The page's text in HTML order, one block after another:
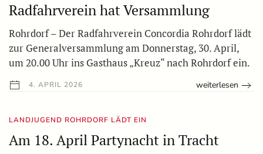
Radfahrverein hat Versammlung
Rohrdorf – Der Radfahrverein Concordia Rohrdorf lädt
zur Generalversammlung am Donnerstag, 30. April,
um 20.00 Uhr ins Gasthaus „Kreuz“ nach Rohrdorf ein.
4. APRIL 2026 weiterlesen
LANDJUGEND ROHRDORF LÄDT EIN
Am 18. April Partynacht in Tracht